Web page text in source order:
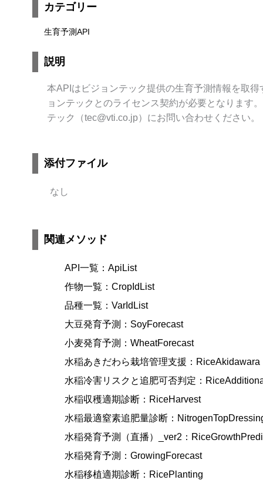
カテゴリー
生育予測API
説明
本APIはビジョンテック提供の生育予測情報を取
ョンテックとのライセンス契約が必要となります
テック（tec@vti.co.jp）にお問い合わせください。
添付ファイル
なし
関連メソッド
API一覧：ApiList
作物一覧：CropIdList
品種一覧：VarIdList
大豆発育予測：SoyForecast
小麦発育予測：WheatForecast
水稲あきだわら栽培管理支援：RiceAkidawara
水稲冷害リスクと追肥可否判定：
水稲収穫適期診断：RiceHarvest
水稲最適窒素追肥量診断：
水稲発育予測（直播）_ver2：
水稲発育予測：GrowingForecast
水稲移植適期診断：RicePlanting